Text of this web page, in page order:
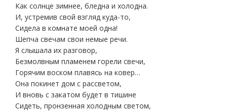
Как солнце зимнее, бледна и холодна.
И, устремив свой взгляд куда-то,
Сидела в комнате моей одна!
Шепча свечам свои немые речи.
Я слышала их разговор,
Безмолвным пламенем горели свечи,
Горячим воском плавясь на ковер…
Она покинет дом с рассветом,
И вновь с закатом будет в тишине
Сидеть, пронзенная холодным светом,